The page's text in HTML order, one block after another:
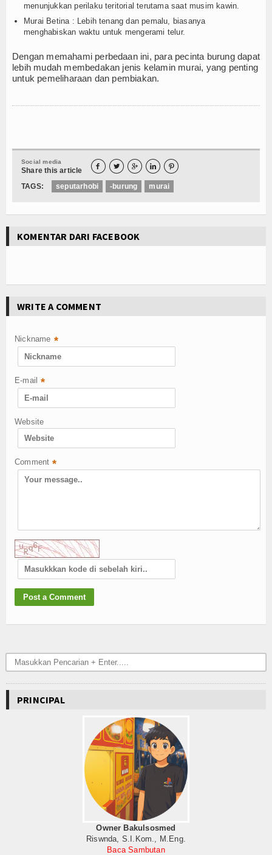
menunjukkan perilaku teritorial terutama saat musim kawin.
Murai Betina : Lebih tenang dan pemalu, biasanya
menghabiskan waktu untuk mengerami telur.
Dengan memahami perbedaan ini, para pecinta burung dapat
lebih mudah membedakan jenis kelamin murai, yang penting
untuk pemeliharaan dan pembiakan.
Social media
Share this article     
TAGS: seputarhobi -burung murai
KOMENTAR DARI FACEBOOK
WRITE A COMMENT
Nickname *
E-mail *
Website
Comment *
PRINCIPAL
Owner Bakulsosmed
Riswnda, S.I.Kom., M.Eng.
Baca Sambutan